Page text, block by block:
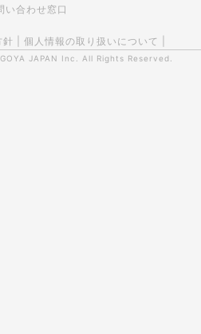
い合わせ窓口
針 個人情報の取り扱いについて
JAPAN Inc. All Rights Reserved.